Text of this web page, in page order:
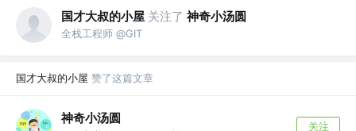
国才大叔的小屋 关注了 神奇小汤圆
全栈工程师 @GIT
国才大叔的小屋 赞了这篇文章
神奇小汤圆
关注